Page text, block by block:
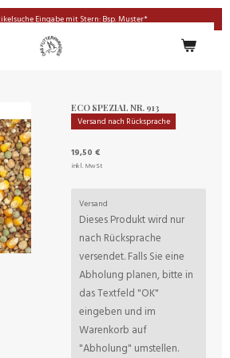
Eingabe mit Stern: Bsp. Muster*
ECO SPEZIAL NR. 913
Versand nach Rücksprache
19,50 €
inkl. MwSt
Versand
Dieses Produkt wird nur
nach Rücksprache
versendet. Falls Sie eine
Abholung planen, bitte in
das Textfeld "OK"
eingeben und im
Warenkorb auf
"Abholung" umstellen.